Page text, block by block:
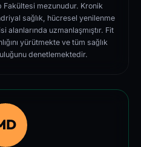
Fakültesi mezunudur. Kronik
sağlık, hücresel yenilenme
uzmanlaşmıştır. Fit
yürütmekte ve tüm sağlık
denetlemektedir.